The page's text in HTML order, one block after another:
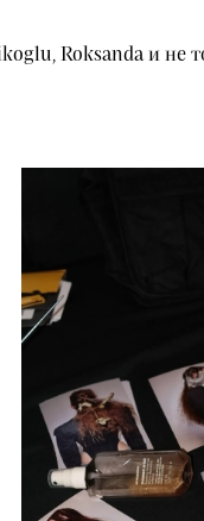
Roksanda и не